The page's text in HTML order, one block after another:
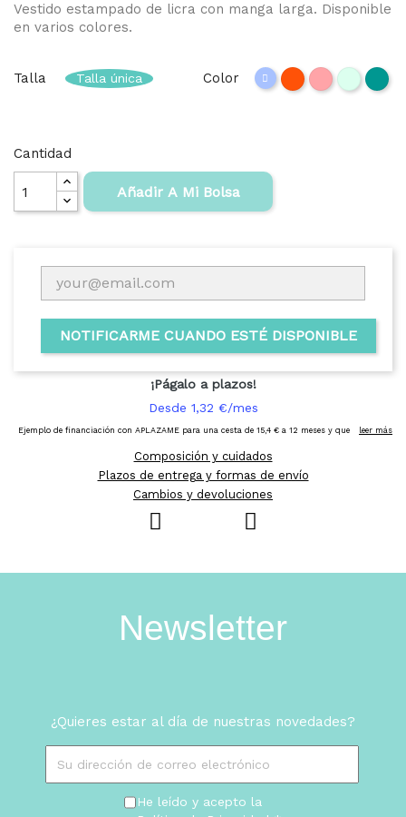
Vestido estampado de licra con manga larga. Disponible
en varios colores.
Talla Talla única Color
Azul
Coral
nude
Verde
Verde
Cantidad
Añadir A Mi Bolsa
NOTIFICARME CUANDO ESTÉ DISPONIBLE
Composición y cuidados
Plazos de entrega y formas de envío
Cambios y devoluciones
Newsletter
¿Quieres estar al día de nuestras novedades?
He leído y acepto la